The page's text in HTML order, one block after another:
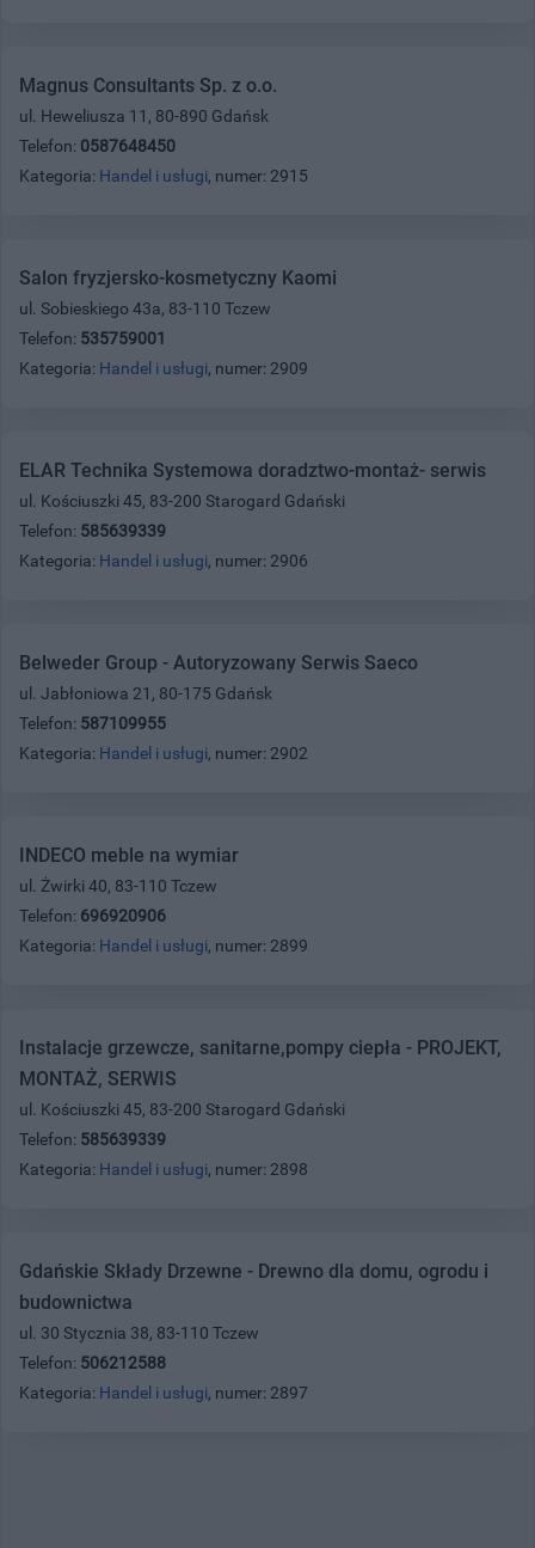
Magnus Consultants Sp. z o.o.
ul. Heweliusza 11, 80-890 Gdańsk
Telefon: 0587648450
Kategoria: Handel i usługi, numer: 2915
Salon fryzjersko-kosmetyczny Kaomi
ul. Sobieskiego 43a, 83-110 Tczew
Telefon: 535759001
Kategoria: Handel i usługi, numer: 2909
ELAR Technika Systemowa doradztwo-montaż- serwis
ul. Kościuszki 45, 83-200 Starogard Gdański
Telefon: 585639339
Kategoria: Handel i usługi, numer: 2906
Belweder Group - Autoryzowany Serwis Saeco
ul. Jabłoniowa 21, 80-175 Gdańsk
Telefon: 587109955
Kategoria: Handel i usługi, numer: 2902
INDECO meble na wymiar
ul. Żwirki 40, 83-110 Tczew
Telefon: 696920906
Kategoria: Handel i usługi, numer: 2899
Instalacje grzewcze, sanitarne,pompy ciepła - PROJEKT,
MONTAŻ, SERWIS
ul. Kościuszki 45, 83-200 Starogard Gdański
Telefon: 585639339
Kategoria: Handel i usługi, numer: 2898
Gdańskie Składy Drzewne - Drewno dla domu, ogrodu i
budownictwa
ul. 30 Stycznia 38, 83-110 Tczew
Telefon: 506212588
Kategoria: Handel i usługi, numer: 2897